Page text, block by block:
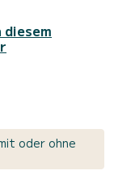
diesem
oder ohne